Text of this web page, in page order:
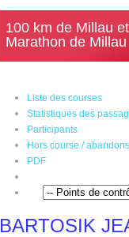
100 km de Millau et
Marathon de Millau
Liste des courses
Statistiques des
Participants
Hors course / abandons
PDF
BARTOSIK